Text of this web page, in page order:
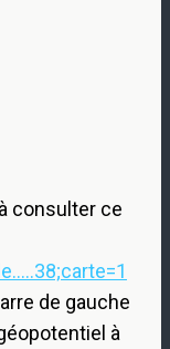
consulter ce
de gauche
à